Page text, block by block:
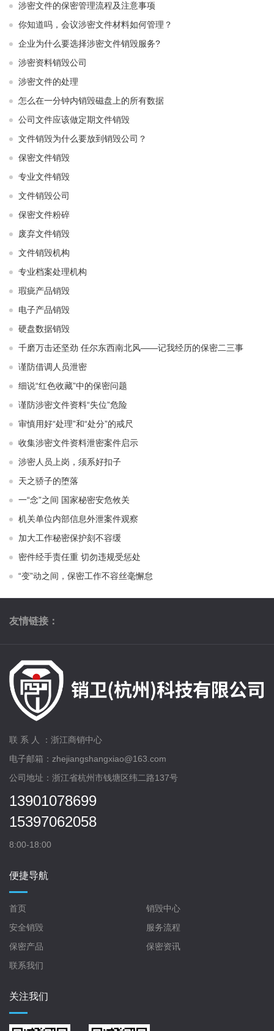
涉密文件的保密管理流程及注意事项
你知道吗，会议涉密文件材料如何管理？
企业为什么要选择涉密文件销毁服务?
涉密资料销毁公司
涉密文件的处理
怎么在一分钟内销毁磁盘上的所有数据
公司文件应该做定期文件销毁
文件销毁为什么要放到销毁公司？
保密文件销毁
专业文件销毁
文件销毁公司
保密文件粉碎
废弃文件销毁
文件销毁机构
专业档案处理机构
瑕疵产品销毁
电子产品销毁
硬盘数据销毁
千磨万击还坚劲 任尔东西南北风——记我经历的保密二三事
谨防借调人员泄密
细说“红色收藏”中的保密问题
谨防涉密文件资料“失位”危险
审慎用好“处理”和“处分”的戒尺
收集涉密文件资料泄密案件启示
涉密人员上岗，须系好扣子
天之骄子的堕落
一“念”之间 国家秘密安危攸关
机关单位内部信息外泄案件观察
加大工作秘密保护刻不容缓
密件经手责任重 切勿违规受惩处
“变”动之间，保密工作不容丝毫懈怠
友情链接：
联 系 人 ：浙江商销中心
电子邮箱：zhejiangshangxiao@163.com
公司地址：浙江省杭州市钱塘区纬二路137号
13901078699
15397062058
8:00-18:00
便捷导航
首页
销毁中心
安全销毁
服务流程
保密产品
保密资讯
联系我们
关注我们